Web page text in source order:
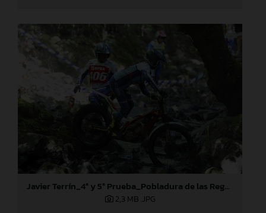
Javier Terrín_4ª y 5ª Prueba_Pobladura de las Regueras (León)
2,3 MB .JPG